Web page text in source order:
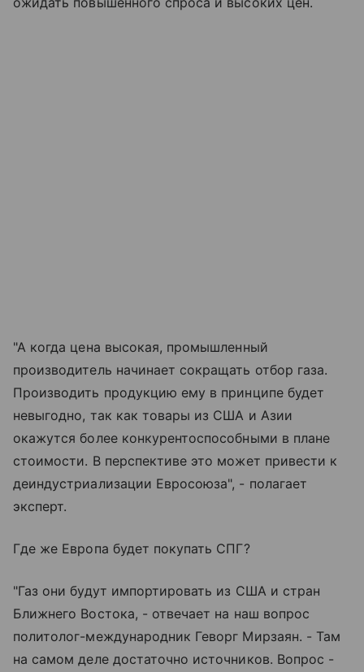
"А когда цена высокая, промышленный
производитель начинает сокращать отбор газа.
Производить продукцию ему в принципе будет
невыгодно, так как товары из США и Азии
окажутся более конкурентоспособными в плане
стоимости. В перспективе это может привести к
деиндустриализации Евросоюза", - полагает
эксперт.
Где же Европа будет покупать СПГ?
"Газ они будут импортировать из США и стран
Ближнего Востока, - отвечает на наш вопрос
политолог-международник Геворг Мирзаян. - Там
на самом деле достаточно источников. Вопрос -